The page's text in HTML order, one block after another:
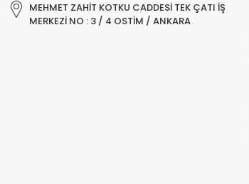
MEHMET ZAHİT KOTKU CADDESİ TEK ÇATI İŞ
MERKEZİ NO : 3 / 4 OSTİM / ANKARA